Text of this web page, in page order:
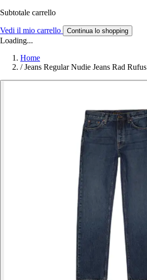
Subtotale carrello
Vedi il mio carrello Continua lo shopping
Loading...
Home
/ Jeans Regular Nudie Jeans Rad Rufus